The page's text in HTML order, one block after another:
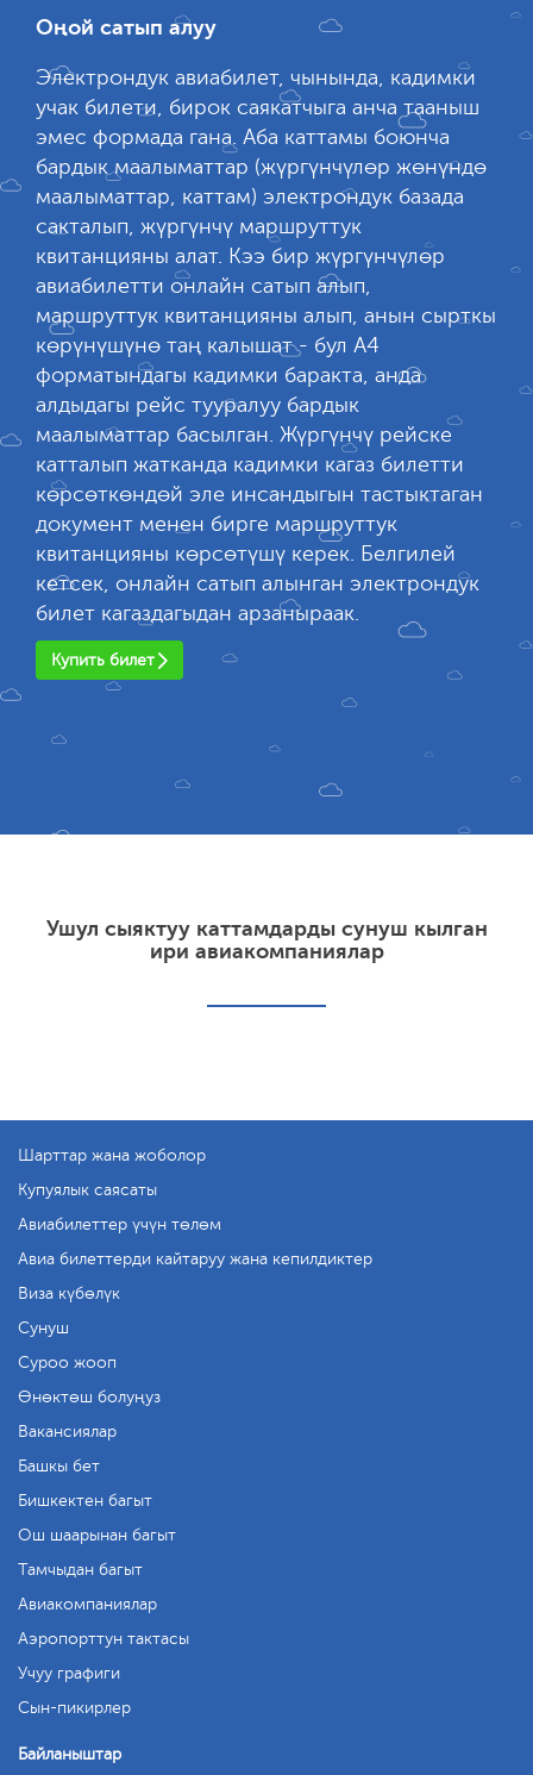
Оңой сатып алуу
Электрондук авиабилет, чынында, кадимки
учак билети, бирок саякатчыга анча тааныш
эмес формада гана. Аба каттамы боюнча
бардык маалыматтар (жүргүнчүлөр жөнүндө
маалыматтар, каттам) электрондук базада
сакталып, жүргүнчү маршруттук
квитанцияны алат. Кээ бир жүргүнчүлөр
авиабилетти онлайн сатып алып,
маршруттук квитанцияны алып, анын сырткы
көрүнүшүнө таң калышат - бул А4
форматындагы кадимки баракта, анда
алдыдагы рейс тууралуу бардык
маалыматтар басылган. Жүргүнчү рейске
катталып жатканда кадимки кагаз билетти
көрсөткөндөй эле инсандыгын тастыктаган
документ менен бирге маршруттук
квитанцияны көрсөтүшү керек. Белгилей
кетсек, онлайн сатып алынган электрондук
билет кагаздагыдан арзаныраак.
Купить билет
Ушул сыяктуу каттамдарды сунуш кылган
ири авиакомпаниялар
Шарттар жана жоболор
Купуялык саясаты
Авиабилеттер үчүн төлөм
Авиа билеттерди кайтаруу жана кепилдиктер
Виза күбөлүк
Сунуш
Суроо жооп
Өнөктөш болуңуз
Вакансиялар
Башкы бет
Бишкектен багыт
Ош шаарынан багыт
Тамчыдан багыт
Авиакомпаниялар
Аэропорттун тактасы
Учуу графиги
Сын-пикирлер
Байланыштар